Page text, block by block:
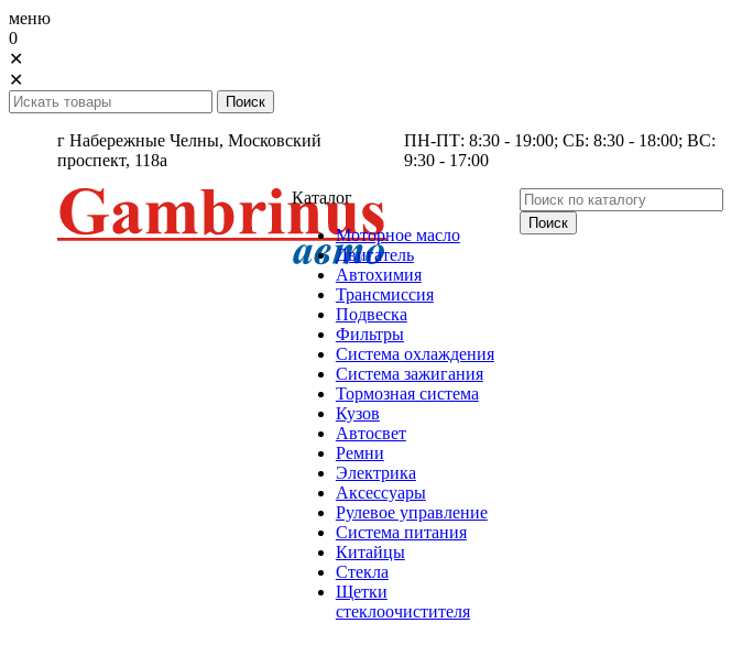
меню
0
✕
✕
г Набережные Челны, Московский
проспект, 118а
ПН-ПТ: 8:30 - 19:00; СБ: 8:30 - 18:00; ВС:
9:30 - 17:00
Каталог
Моторное масло
Двигатель
Автохимия
Трансмиссия
Подвеска
Фильтры
Система охлаждения
Система зажигания
Тормозная система
Кузов
Автосвет
Ремни
Электрика
Аксессуары
Рулевое управление
Система питания
Китайцы
Стекла
Щетки
стеклоочистителя